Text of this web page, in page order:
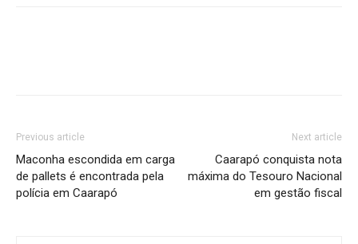
Previous article
Maconha escondida em carga
de pallets é encontrada pela
polícia em Caarapó
Next article
Caarapó conquista nota
máxima do Tesouro Nacional
em gestão fiscal